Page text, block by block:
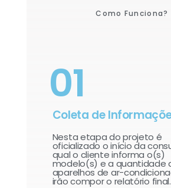
Como Funciona?
01
Coleta de
Nesta etapa do projeto é
oficializado o início da
qual o cliente informa o(s)
modelo(s) e a quantidade
aparelhos de ar-
irão compor o relatório final.​